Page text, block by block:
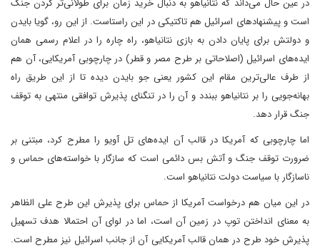
در عین حال می‌داند که نتانیاهو به دنبال خرید زمان برای طولانی‌تر کردن جنگ
است و پیشنهادهای اسرائیل هم تاکتیکی در این راستاست. از این رو، گویا بایدن
و دولتش برای پایان دادن به بازی نتانیاهو، راه چاره را در اعلام رسمی همان
ایده‌های اسرائیل (اصلاحاتی بر طرح مصر و قطر) در چارچوبی آمریکایی، آن هم
از طرف عالی‌ترین مقام این کشور یعنی جو بایدن دیده تا از این طریق راه
بهانه‌‎جویی را بر نتانیاهو ببندد و آن‌ را در تنگنای پذیرش توافقی منتهی به توقف
جنگ قرار دهد.
اما چارچوبی که آمریکا در قالب آن ایده‌های تل آویو را مطرح کرد، مبتنی بر
ضرورت توقف جنگ و آتش بس دائمی است که سازگار با خواسته‌های حماس و
ناسازگار با سیاست دولت نتانیاهو است.
در این میان هم درخواست آمریکا از حماس برای پذیرش این طرح علی الظاهر
به معنای انداختن توپ در زمین آن است، اما در لوای آن احتمالا هدف تسهیل
پذیرش خود طرح در همان قالب آمریکایی آن از جانب اسرائیل نیز مطرح است.